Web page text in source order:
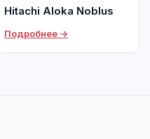
Hitachi Aloka Noblus
Подробнее →